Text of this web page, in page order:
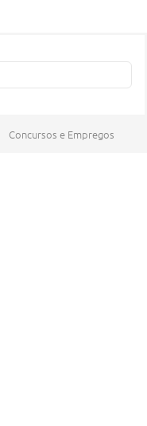
Concursos e Empregos